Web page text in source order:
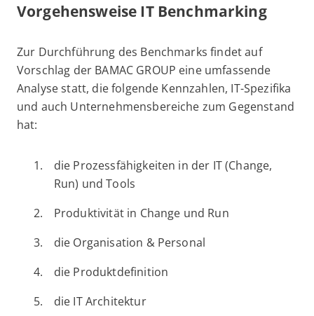
Vorgehensweise IT Benchmarking
Zur Durchführung des Benchmarks findet auf
Vorschlag der BAMAC GROUP eine umfassende
Analyse statt, die folgende Kennzahlen, IT-Spezifika
und auch Unternehmensbereiche zum Gegenstand
hat:
die Prozessfähigkeiten in der IT (Change,
Run) und Tools
Produktivität in Change und Run
die Organisation & Personal
die Produktdefinition
die IT Architektur